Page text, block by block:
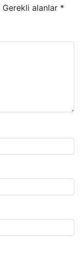
Gerekli alanlar *